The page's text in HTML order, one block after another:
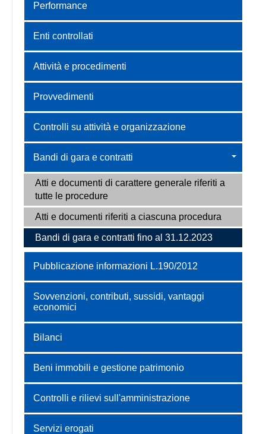
Performance
Enti controllati
Attività e procedimenti
Provvedimenti
Controlli su attività e organizzazione
Bandi di gara e contratti
Atti e documenti di carattere generale riferiti a
tutte le procedure
Atti e documenti riferiti a ciascuna procedura
Bandi di gara e contratti fino al 31.12.2023
Pubblicazione informazioni L.190/2012
Sovvenzioni, contributi, sussidi, vantaggi
economici
Bilanci
Beni immobili e gestione patrimonio
Controlli e rilievi sull'amministrazione
Servizi erogati